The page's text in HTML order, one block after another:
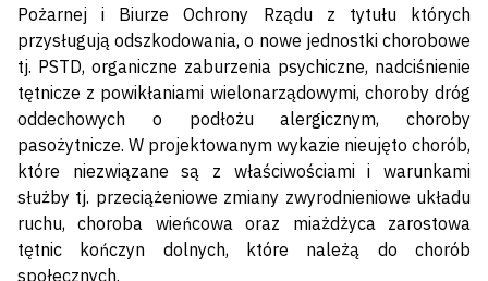
Pożarnej i Biurze Ochrony Rządu z tytułu których
przysługują odszkodowania, o nowe jednostki chorobowe
tj. PSTD, organiczne zaburzenia psychiczne, nadciśnienie
tętnicze z powikłaniami wielonarządowymi, choroby dróg
oddechowych o podłożu alergicznym, choroby
pasożytnicze. W projektowanym wykazie nieujęto chorób,
które niezwiązane są z właściwościami i warunkami
służby tj. przeciążeniowe zmiany zwyrodnieniowe układu
ruchu, choroba wieńcowa oraz miażdżyca zarostowa
tętnic kończyn dolnych, które należą do chorób
społecznych.